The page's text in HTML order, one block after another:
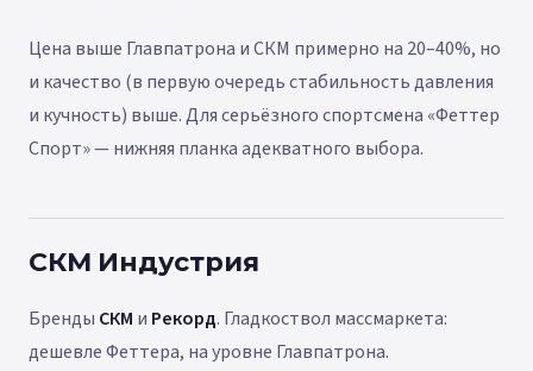
Цена выше Главпатрона и СКМ примерно на 20–40%, но
и качество (в первую очередь стабильность давления
и кучность) выше. Для серьёзного спортсмена «Феттер
Спорт» — нижняя планка адекватного выбора.
СКМ Индустрия
Бренды СКМ и Рекорд. Гладкоствол массмаркета:
дешевле Феттера, на уровне Главпатрона.